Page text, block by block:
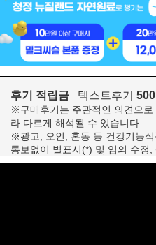
후기 적립금 텍스트후기 500
※구매후기는 주관적인 의견으
라 다르게 해석될 수 있습니다.
※광고, 오인, 혼동 등 건강기능
통보없이 별표시(*) 및 임의 수정,